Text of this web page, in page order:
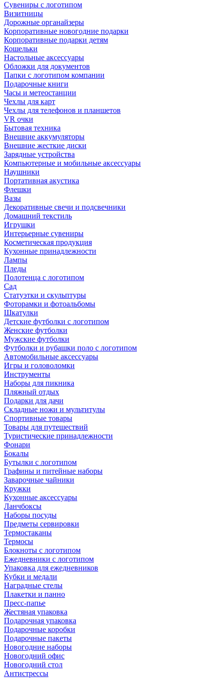
Сувениры с логотипом
Визитницы
Дорожные органайзеры
Корпоративные новогодние подарки
Корпоративные подарки детям
Кошельки
Настольные аксессуары
Обложки для документов
Папки с логотипом компании
Подарочные книги
Часы и метеостанции
Чехлы для карт
Чехлы для телефонов и планшетов
VR очки
Бытовая техника
Внешние аккумуляторы
Внешние жесткие диски
Зарядные устройства
Компьютерные и мобильные аксессуары
Наушники
Портативная акустика
Флешки
Вазы
Декоративные свечи и подсвечники
Домашний текстиль
Игрушки
Интерьерные сувениры
Косметическая продукция
Кухонные принадлежности
Лампы
Пледы
Полотенца с логотипом
Сад
Статуэтки и скульптуры
Фоторамки и фотоальбомы
Шкатулки
Детские футболки с логотипом
Женские футболки
Мужские футболки
Футболки и рубашки поло с логотипом
Автомобильные аксессуары
Игры и головоломки
Инструменты
Наборы для пикника
Пляжный отдых
Подарки для дачи
Складные ножи и мультитулы
Спортивные товары
Товары для путешествий
Туристические принадлежности
Фонари
Бокалы
Бутылки с логотипом
Графины и питейные наборы
Заварочные чайники
Кружки
Кухонные аксессуары
Ланчбоксы
Наборы посуды
Предметы сервировки
Термостаканы
Термосы
Блокноты с логотипом
Ежедневники с логотипом
Упаковка для ежедневников
Кубки и медали
Наградные стелы
Плакетки и панно
Пресс-папье
Жестяная упаковка
Подарочная упаковка
Подарочные коробки
Подарочные пакеты
Новогодние наборы
Новогодний офис
Новогодний стол
Антистрессы